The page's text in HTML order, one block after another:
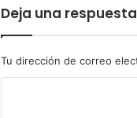
Deja una respuesta
Tu dirección de correo